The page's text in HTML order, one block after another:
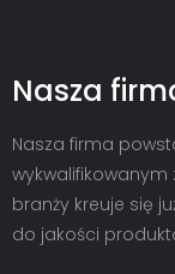
Nasza
Nasza firma
wykwalifikowanym
branży kreuje się
do jakości